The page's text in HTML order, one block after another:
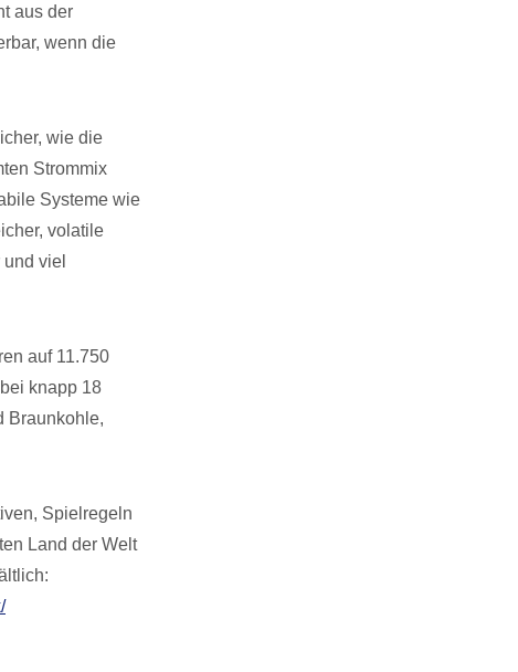
aus der
wenn die
wie die
Strommix
Systeme wie
volatile
viel
auf 11.750
knapp 18
Braunkohle,
Spielregeln
Land der Welt